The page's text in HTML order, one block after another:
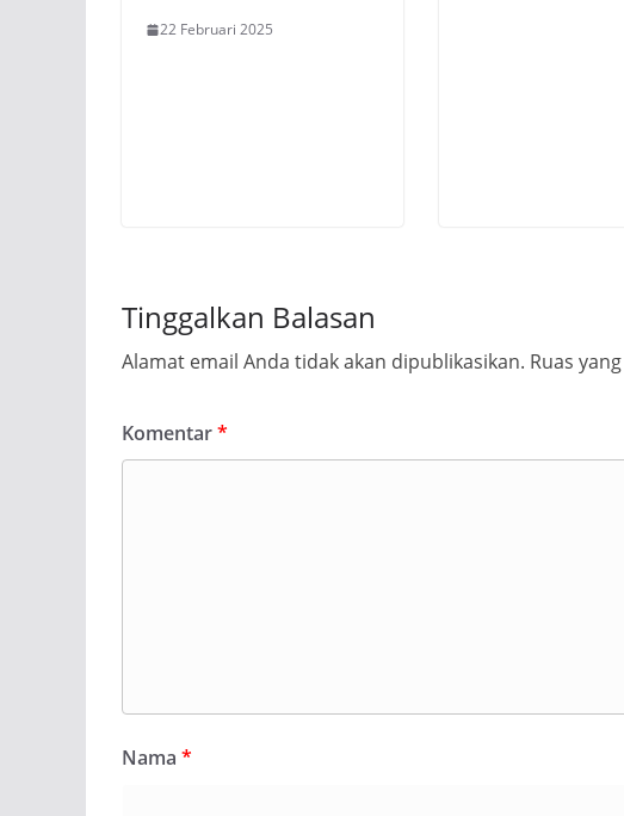
22 Februari 2025
Tinggalkan Balasan
Alamat email Anda tidak akan dipublikasikan. Ruas
Komentar*
Nama *